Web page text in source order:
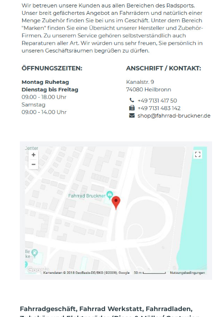
Fahrradgeschäft, Fahrrad Werkstatt, Fahrradladen,